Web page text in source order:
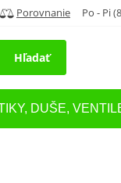
Porovnanie Po - Pi
Hľadať
DUŠE,